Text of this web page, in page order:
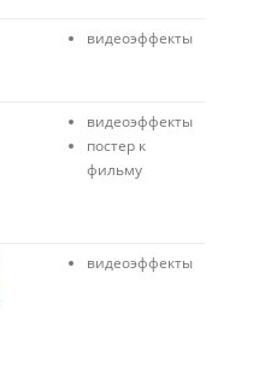
видеоэффекты
видеоэффекты
постер к
фильму
видеоэффекты